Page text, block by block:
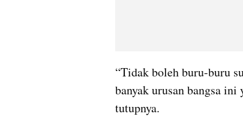
“Tidak boleh buru-buru
banyak urusan bangsa
tutupnya.